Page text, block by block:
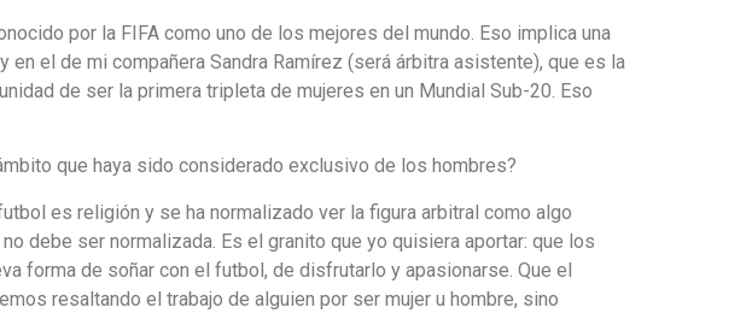
por la FIFA como uno de los mejores del mundo. Eso implica una
el de mi compañera Sandra Ramírez (será árbitra asistente), que es la
de ser la primera tripleta de mujeres en un Mundial Sub-20. Eso
que haya sido considerado exclusivo de los hombres?
es religión y se ha normalizado ver la figura arbitral como algo
debe ser normalizada. Es el granito que yo quisiera aportar: que los
forma de soñar con el futbol, de disfrutarlo y apasionarse. Que el
resaltando el trabajo de alguien por ser mujer u hombre, sino